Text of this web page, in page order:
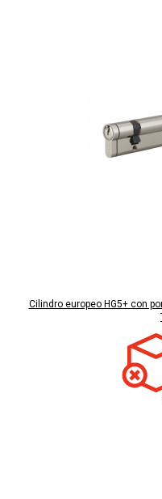
Cilindro europeo HG5+ con